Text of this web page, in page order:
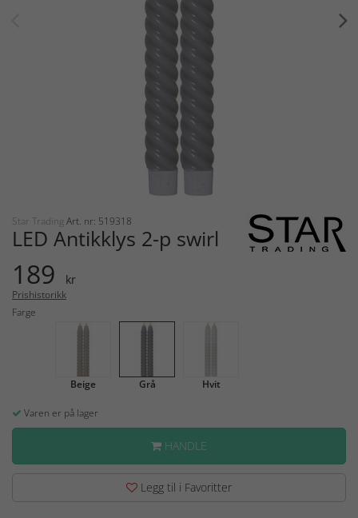
Star Trading Art. nr: 519318
LED Antikklys 2-p swirl
189 kr
Prishistorikk
Farge
Beige Grå Hvit
Varen er på lager
HANDLE
Legg til i Favoritter